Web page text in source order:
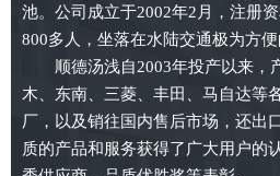
池。公司成立于2002年2月，注册
800多人，坐落在水陆交通极为方便
顺德汤浅自2003年投产以来，
木、东南、三菱、丰田、马自达等
厂，以及销往国内售后市场，还出
质的产品和服务获得了广大用户的